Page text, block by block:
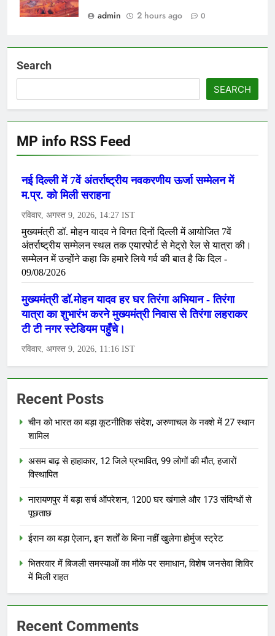
admin
2 hours ago 0
Search
SEARCH
MP info RSS Feed
Recent Posts
चीन को भारत का बड़ा कूटनीतिक संदेश, अरुणाचल के नक्शे में 27 स्थान
शामिल
असम बाढ़ से हाहाकार, 12 जिले प्रभावित, 99 लोगों की मौत, हजारों
विस्थापित
नारायणपुर में बड़ा सर्च ऑपरेशन, 1200 घर खंगाले और 173 संदिग्धों से
पूछताछ
ईरान का बड़ा ऐलान, इन शर्तों के बिना नहीं खुलेगा होर्मुज स्ट्रेट
भितरवार में बिजली समस्याओं का मौके पर समाधान, विशेष जनसेवा शिविर
में मिली राहत
Recent Comments